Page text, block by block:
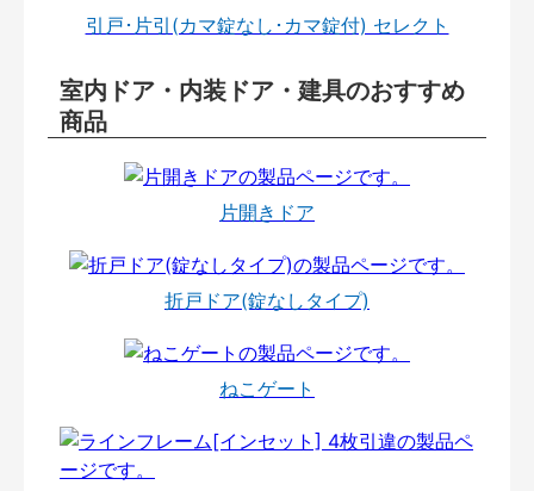
引戸･片引(カマ錠なし･カマ錠付) セレクト
室内ドア・内装ドア・建具のおすすめ
商品
片開きドア
折戸ドア(錠なしタイプ)
ねこゲート